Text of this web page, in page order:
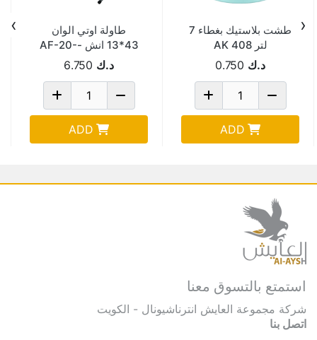
طشت بلاستيك بغطاء 7
لتر AK 408
د.ك 0.750
ADD
طاولة اوتي الوان
43*13 انش -AF-20-
107-IRONING
د.ك 6.750
ADD
‹
›
استمتع بالتسوق معنا
شركة مجموعة العايش انترناشيونال - الكويت
اتصل بنا